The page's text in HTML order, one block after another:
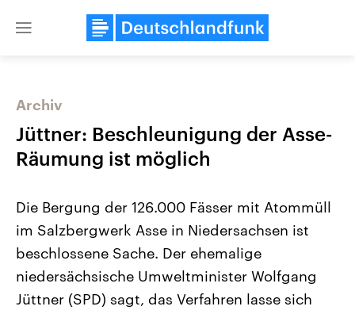
Close
Landtagswahl Sachsen-Anhalt
Alle Informationen
USA
Hintergründe
Archiv
Jüttner: Beschleunigung der Asse-
Räumung ist möglich
Die Bergung der 126.000 Fässer mit Atommüll
im Salzbergwerk Asse in Niedersachsen ist
beschlossene Sache. Der ehemalige
niedersächsische Umweltminister Wolfgang
Jüttner (SPD) sagt, das Verfahren lasse sich